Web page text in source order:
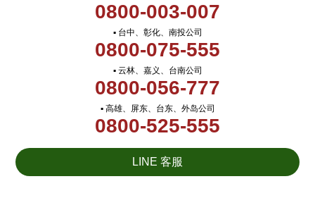
0800-003-007
▪ 台中、彰化、南投公司
0800-075-555
▪ 云林、嘉义、台南公司
0800-056-777
▪ 高雄、屏东、台东、外岛公司
0800-525-555
LINE 客服